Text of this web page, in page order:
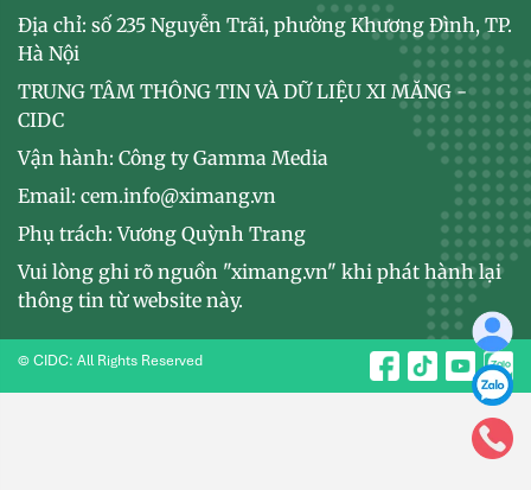
Địa chỉ: số 235 Nguyễn Trãi, phường Khương Đình, TP.
Hà Nội
TRUNG TÂM THÔNG TIN VÀ DỮ LIỆU XI MĂNG -
CIDC
Vận hành: Công ty Gamma Media
Email: cem.info@ximang.vn
Phụ trách: Vương Quỳnh Trang
Vui lòng ghi rõ nguồn "ximang.vn" khi phát hành lại
thông tin từ website này.
© CIDC: All Rights Reserved